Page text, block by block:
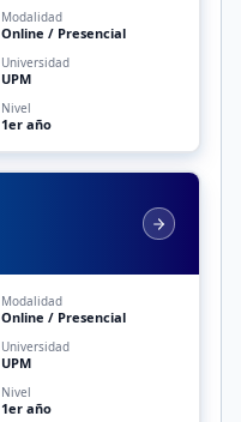
Modalidad
Online / Presencial
Universidad
UPM
Nivel
1er año
Modalidad
Online / Presencial
Universidad
UPM
Nivel
1er año